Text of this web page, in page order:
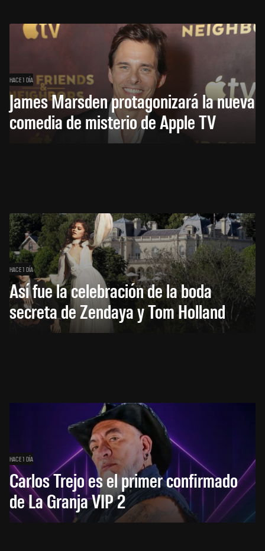
HACE 1 DÍA
James Marsden protagonizará la nueva
comedia de misterio de Apple TV
HACE 1 DÍA
Así fue la celebración de la boda
secreta de Zendaya y Tom Holland
HACE 1 DÍA
Carlos Trejo es el primer confirmado
de La Granja VIP 2